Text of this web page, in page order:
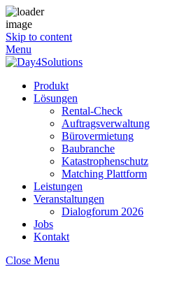
Skip to content
Menu
Produkt
Lösungen
Rental-Check
Auftragsverwaltung
Bürovermietung
Baubranche
Katastrophenschutz
Matching Plattform
Leistungen
Veranstaltungen
Dialogforum 2026
Jobs
Kontakt
Close Menu